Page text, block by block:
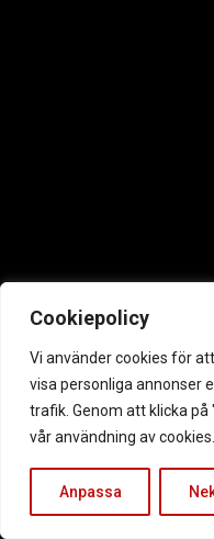
Cookiepolicy
Vi använder cookies för
visa personliga annonser
trafik. Genom att klicka på
vår användning av cookies.
Anpassa